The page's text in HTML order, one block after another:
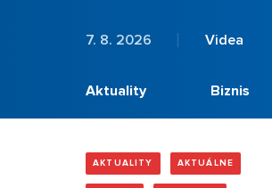
7. 8. 2026 Videa
Aktuality Biznis
AKTUALITY AKTUÁLNE